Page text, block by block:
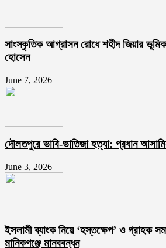
সাংস্কৃতিক আগ্রাসন রোধে শহীদ জিয়ার
হোসেন
June 7, 2026
দৌলতপুরে ভাবি-ভাতিজা হত্যা: প্রধান
June 3, 2026
ইসলামী ব্যাংক নিয়ে ‘হস্তক্ষেপ’ ও গ্রাহক
মানিকগঞ্জে মানববন্ধন